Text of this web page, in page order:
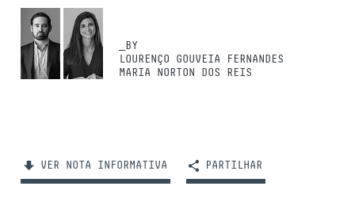
_BY
LOURENÇO GOUVEIA FERNANDES
MARIA NORTON DOS REIS
VER NOTA INFORMATIVA PARTILHAR